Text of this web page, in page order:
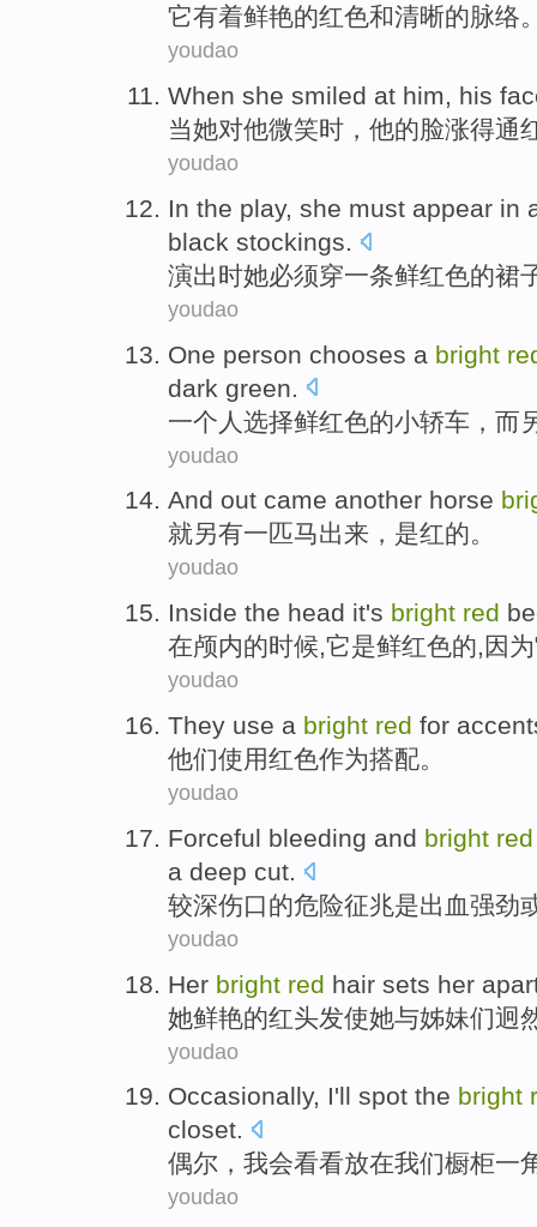
它有着鲜艳的红色和清晰的脉络
youdao
When she smiled at him, his
当她对他微笑时 ， 他的脸涨得通
youdao
In the play, she must appear in
black stockings.
演出时她必须穿一条鲜红色的裙
youdao
One person chooses a bright
dark green
一个人 选择鲜红色的小轿车 ， 而
youdao
And out came another horse
就另有一匹马出来 ，是红的。
youdao
Inside the head it's bright red
在颅内的时候,它是鲜红色的, 因为
youdao
They use a bright red for
他们使用红色作为搭配。
youdao
Forceful bleeding and bright red
a deep cut.
较深伤口的危险征兆是出血强劲
youdao
Her bright red hair sets her
她鲜艳的红头发使她与姊妹们迥
youdao
Occasionally, I'll spot the bright
closet.
偶尔 ， 我会看看放在我们橱柜一
youdao